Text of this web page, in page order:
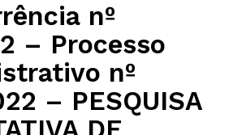
nº
– Processo
nº
– PESQUISA